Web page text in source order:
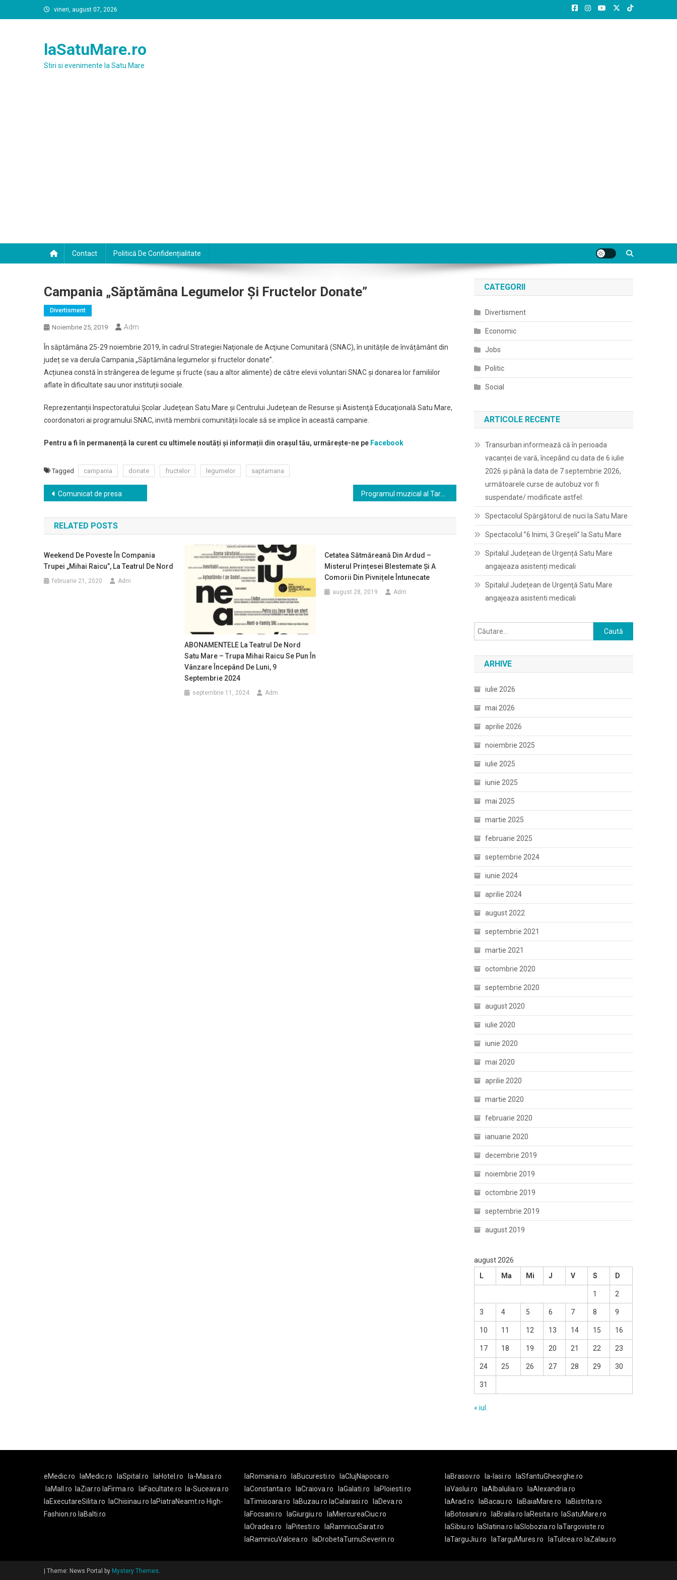
to
vineri, august 07, 2026
laSatuMare.ro
Stiri si evenimente la Satu Mare
Contact Politică De Confidențialitate
Campania „Săptămâna Legumelor Și Fructelor Donate”
Divertisment
Noiembrie 25, 2019 Adm
În săptămâna 25-29 noiembrie 2019, în cadrul Strategiei Naţionale de Acţiune Comunitară (SNAC), în unitățile de învățământ din
județ se va derula Campania „Săptămâna legumelor şi fructelor donate”.
Acțiunea constă în strângerea de legume și fructe (sau a altor alimente) de către elevii voluntari SNAC și donarea lor familiilor
aflate în dificultate sau unor instituții sociale.
Reprezentanții Inspectoratului Şcolar Judeţean Satu Mare şi Centrului Judeţean de Resurse şi Asistenţă Educaţională Satu Mare,
coordonatori ai programului SNAC, invită membrii comunității locale să se implice în această campanie.
Pentru a fi în permanență la curent cu ultimele noutăți și informații din orașul tău, urmărește-ne pe Facebook
Tagged campania donate fructelor legumelor saptamana
Navigare
în
articole
Comunicat de presa
RELATED POSTS
Weekend De Poveste În Compania
Trupei „Mihai Raicu”, La Teatrul De Nord
februarie 21, 2020 Adm
ABONAMENTELE La Teatrul De Nord
Satu Mare – Trupa Mihai Raicu Se Pun În
Vânzare Începând De Luni, 9
Septembrie 2024
septembrie 11, 2024 Adm
Cetatea Sătmăreană Din Ardud –
Misterul Prințesei Blestemate Și A
Comorii Din Pivnițele Întunecate
august 28, 2019 Adm
CATEGORII
Divertisment
Economic
Jobs
Politic
Social
ARTICOLE RECENTE
Transurban informează că în perioada
vacanței de vară, începând cu data de 6 iulie
2026 și până la data de 7 septembrie 2026,
următoarele curse de autobuz vor fi
suspendate/ modificate astfel:
Spectacolul Spărgătorul de nuci la Satu Mare
Spectacolul ”6 Inimi, 3 Greșeli” la Satu Mare
Spitalul Judeţean de Urgență Satu Mare
angajeaza asistenți medicali
Spitalul Judeţean de Urgenţă Satu Mare
angajeaza asistenti medicali
Caută
după:
ARHIVE
iulie 2026
mai 2026
aprilie 2026
noiembrie 2025
iulie 2025
iunie 2025
mai 2025
martie 2025
februarie 2025
septembrie 2024
iunie 2024
aprilie 2024
august 2022
septembrie 2021
martie 2021
octombrie 2020
septembrie 2020
august 2020
iulie 2020
iunie 2020
mai 2020
aprilie 2020
martie 2020
februarie 2020
ianuarie 2020
decembrie 2019
noiembrie 2019
octombrie 2019
septembrie 2019
august 2019
august 2026
L
Ma Mi J V S D
1 2
3 4 5 6 7 8 9
10 11 12 13 14 15 16
17 18 19 20 21 22 23
24 25 26 27 28 29 30
31
« iul.
eMedic.ro laMedic.ro laSpital.ro laHotel.ro
la-Masa.ro
laMall.ro
laZiar.ro laFirma.ro laFacultate.ro
la-Suceava.ro
laExecutareSilita.ro
laChisinau.ro laPiatraNeamt.ro High-
Fashion.ro laBalti.ro
laRomania.ro laBucuresti.ro
laClujNapoca.ro
laConstanta.ro
laCraiova.ro laGalati.ro
laPloiesti.ro
laTimisoara.ro
laBuzau.ro laCalarasi.ro
laDeva.ro
laFocsani.ro
laGiurgiu.ro
laMiercureaCiuc.ro
laOradea.ro
laPitesti.ro
laRamnicuSarat.ro
laRamnicuValcea.ro
laDrobetaTurnuSeverin.ro
laBrasov.ro la-Iasi.ro
laSfantuGheorghe.ro
laVaslui.ro
laAlbaIulia.ro
laAlexandria.ro
laArad.ro
laBacau.ro laBaiaMare.ro
laBistrita.ro
laBotosani.ro
laBraila.ro laResita.ro
laSatuMare.ro
laSibiu.ro
laSlatina.ro laSlobozia.ro laTargoviste.ro
laTarguJiu.ro
laTarguMures.ro laTulcea.ro laZalau.ro
Theme: News Portal by Mystery Themes.